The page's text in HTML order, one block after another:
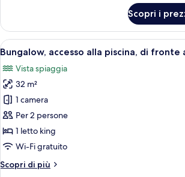
vista
mare
(Suite)
Scopri i
Apri
tutte
le
foto
per
Bungalow,
accesso
alla
piscina,
di
Una
6
Bungalow, accesso alla piscina, di fronte
Vista spiaggia
32 m²
1 camera
Per 2 persone
1 letto king
Wi-Fi gratuito
Scopri di più
Altri